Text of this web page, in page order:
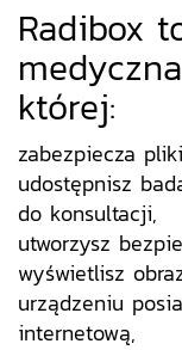
Radibox
której:
zabezpiecza
udostępnisz
do konsultacji,
utworzysz
wyświetlisz
urządzeniu
internetową,